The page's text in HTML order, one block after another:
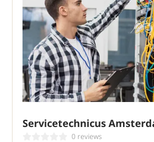
Servicetechnicus
0 reviews